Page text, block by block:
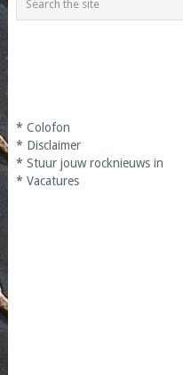
* Colofon
* Disclaimer
* Stuur jouw rocknieuws in
* Vacatures